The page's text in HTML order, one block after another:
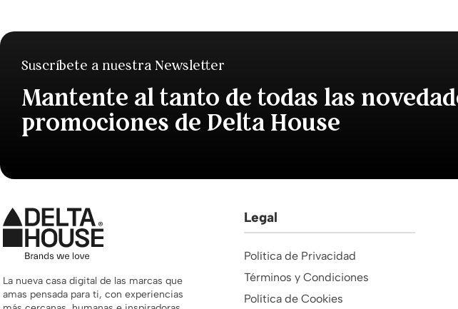
Suscríbete a nuestra Newsletter
Mantente al tanto de todas las
promociones de Delta House
La nueva casa digital de las marcas que
amas pensada para ti, con experiencias
Legal
Política de Privacidad
Términos y Condiciones
Política de Cookies